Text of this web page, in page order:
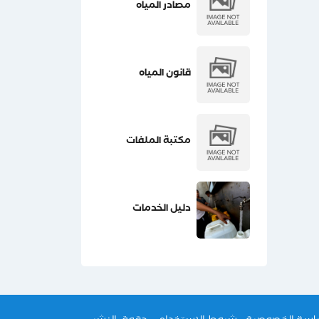
مصادر المياه
قانون المياه
مكتبة الملفات
دليل الخدمات